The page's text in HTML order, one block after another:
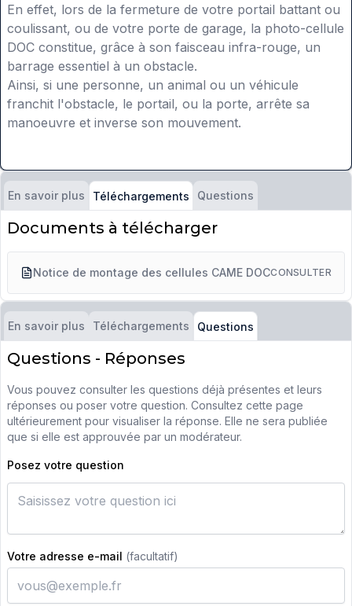
En effet, lors de la fermeture de votre portail battant ou
coulissant, ou de votre porte de garage, la photo-cellule
DOC constitue, grâce à son faisceau infra-rouge, un
barrage essentiel à un obstacle.
Ainsi, si une personne, un animal ou un véhicule
franchit l'obstacle, le portail, ou la porte, arrête sa
manoeuvre et inverse son mouvement.
En savoir plus Téléchargements Questions
Documents à télécharger
Notice de montage des cellules CAME DOCCONSULTER
En savoir plus Téléchargements Questions
Questions - Réponses
Vous pouvez consulter les questions déjà présentes et leurs
réponses ou poser votre question. Consultez cette page
ultérieurement pour visualiser la réponse. Elle ne sera publiée
que si elle est approuvée par un modérateur.
Posez votre question
Votre adresse e-mail (facultatif)